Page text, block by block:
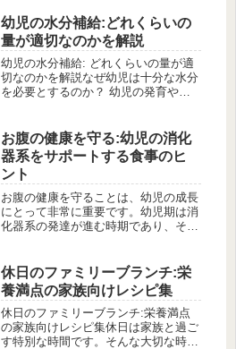
幼児の水分補給:どれくらいの
量が適切なのかを解説
幼児の水分補給: どれくらいの量が適
切なのかを解説なぜ幼児は十分な水分
を必要とするのか？ 幼児の発育や健
くらいの量が適切なのか、知識がない
と悩んでしまうかもしれません。こ
の...
お腹の健康を守る:幼児の消化
器系をサポートする食事のヒ
ント
お腹の健康を守ることは、幼児の成長
にとって非常に重要です。幼児期は消
化器系の発達が進む時期であり、その
児の胃腸に十分な配慮をすることは難
しいですよね。この記事では、幼児の
消...
休日のファミリーブランチ:栄
養満点の家族向けレシピ集
休日のファミリーブランチ:栄養満点
の家族向けレシピ集休日は家族と過ご
す特別な時間です。そんな大切な時間